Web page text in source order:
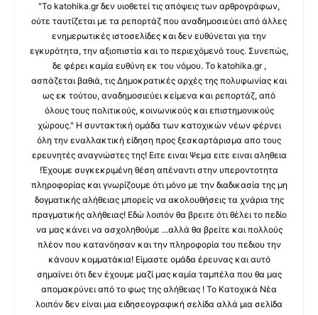
"Το katohika.gr δεν υιοθετεί τις απόψεις των αρθρογράφων,
ούτε ταυτίζεται με τα ρεπορτάζ που αναδημοσιεύει από άλλες
ενημερωτικές ιστοσελίδες και δεν ευθύνεται για την
εγκυρότητα, την αξιοπιστία και το περιεχόμενό τους. Συνεπώς,
δε φέρει καμία ευθύνη εκ του νόμου. Το katohika.gr ,
ασπάζεται βαθιά, τις Δημοκρατικές αρχές της πολυφωνίας και
ως εκ τούτου, αναδημοσιεύει κείμενα και ρεπορτάζ, από
όλους τους πολιτικούς, κοινωνικούς και επιστημονικούς
χώρους." Η συντακτική ομάδα των κατοχικών νέων φέρνει
όλη την εναλλακτική είδηση προς ξεσκαρτάρισμα απο τους
ερευνητές αναγνώστες της! Ειτε ειναι Ψεμα ειτε ειναι αληθεια
!Έχουμε συγκεκριμένη θέση απέναντι στην υπεροντοτητα
πληροφορίας και γνωρίζουμε ότι μόνο με την διαδικασία της μη
δογματικής αλήθειας μπορείς να ακολουθήσεις τα χνάρια της
πραγματικής αλήθειας! Εδώ λοιπόν θα βρειτε ότι θέλει το πεδίο
να μας κάνει να ασχοληθούμε ...αλλά θα βρείτε και πολλούς
πλέον που κατανόησαν και την πληροφορία του πεδιου την
κάνουν κομματάκια! Είμαστε ομάδα έρευνας και αυτό
σημαίνει ότι δεν έχουμε μαζί μας καμία ταμπέλα που θα μας
απομακρύνει από το φως της αλήθειας ! Το Κατοχικά Νέα
λοιπόν δεν είναι μια ειδησεογραφική σελίδα αλλά μια σελίδα